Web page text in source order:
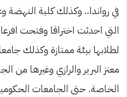
في رواندا.. وكذلك كلية النهضة
التي احدثت اختراقا وفتحت
لطلابها بيئة ممتازة وكذلك
معتز البرير والرازي وغيرها من
الخاصة. حتى الجامعات